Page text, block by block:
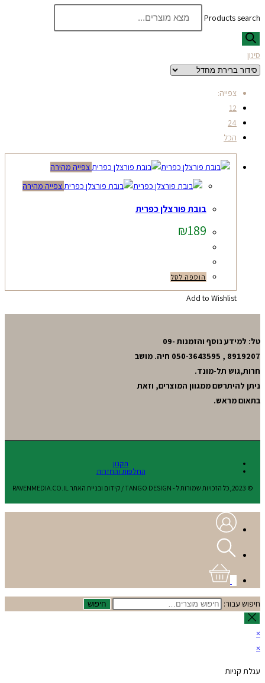
Products search
סינון
צפייה:
12
24
הכל
צפייה מהירה
צפייה מהירה
בובת פורצלן כפרית
₪189
הוספה לסל
Add to Wishlist
טל: למידע נוסף והזמנות 09-
8919207 , 050-3643595 חיה. מושב
חרות,גוש תל-מונד.
ניתן להיתרשם ממגוון המוצרים, וזאת
בתאום מראש.
תקנון
החלפות והחזרות
© 2023,כל הזכויות שמורות ל - TANGO DESIGN / קידום ובניית האתר RAVENMEDIA.CO.IL
חיפוש עבור: חיפוש
×
×
עגלת קניות